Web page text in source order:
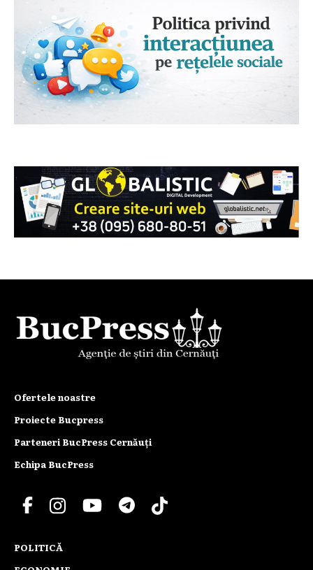
Ofertele noastre
Proiecte Bucpress
Parteneri BucPress Cernăuți
Echipa BucPress
POLITICĂ